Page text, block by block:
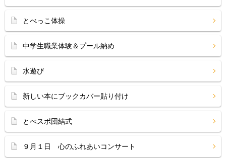
とべっこ体操
中学生職業体験＆プール納め
水遊び
新しい本にブックカバー貼り付け
とべスポ団結式
９月１日 心のふれあいコンサート